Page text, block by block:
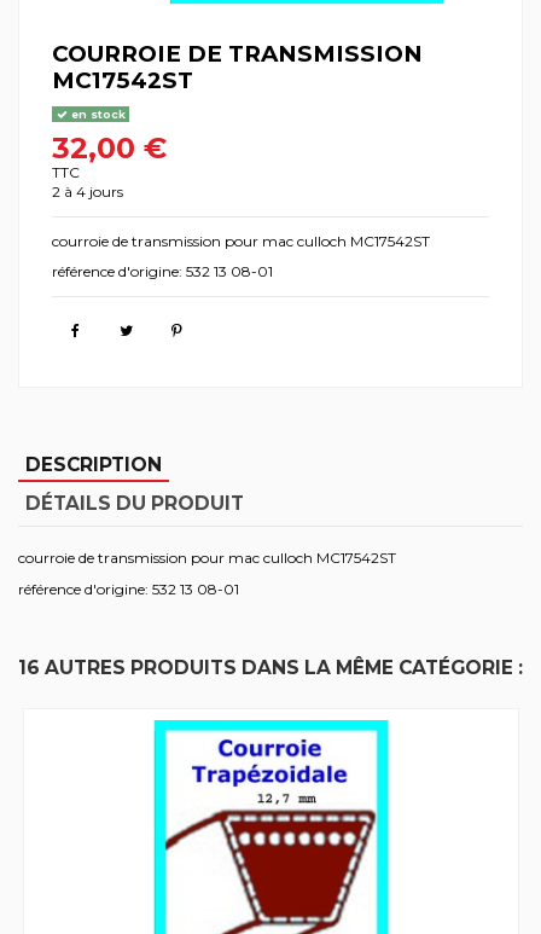
COURROIE DE TRANSMISSION
MC17542ST
en stock
32,00 €
TTC
2 à 4 jours
courroie de transmission pour mac culloch MC17542ST
référence d'origine: 532 13 08-01
DESCRIPTION
DÉTAILS DU PRODUIT
courroie de transmission pour mac culloch MC17542ST
référence d'origine: 532 13 08-01
16 AUTRES PRODUITS DANS LA MÊME CATÉGORIE :